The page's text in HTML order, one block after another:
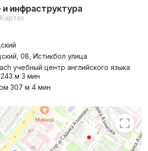
инфраструктура
08, Истикбол улица
учебный центр английского языка
м 3 мин
307 м 4 мин